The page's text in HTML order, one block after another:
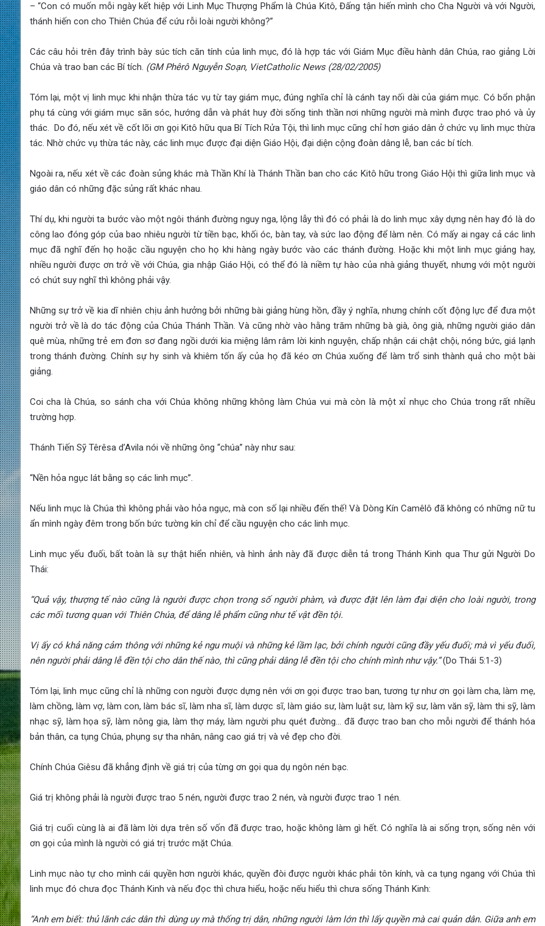
– “Con có muốn mỗi ngày kết hiệp với Linh Mục Thượng Phẩm là Chúa Kitô, Đấng tận hiến mình cho Cha Người và với Người,
thánh hiến con cho Thiên Chúa để cứu rỗi loài người không?”
Các câu hỏi trên đây trình bày súc tích căn tính của linh mục, đó là hợp tác với Giám Mục điều hành dân Chúa, rao giảng Lời
Chúa và trao ban các Bí tích. (GM Phêrô Nguyễn Soạn, VietCatholic News (28/02/2005)
Tóm lại, một vị linh mục khi nhận thừa tác vụ từ tay giám mục, đúng nghĩa chỉ là cánh tay nối dài của giám mục. Có bổn phận
phụ tá cùng với giám mục săn sóc, hướng dẫn và phát huy đời sống tinh thần nơi những người mà mình được trao phó và ủy
thác. Do đó, nếu xét về cốt lõi ơn gọi Kitô hữu qua Bí Tích Rửa Tội, thì linh mục cũng chỉ hơn giáo dân ở chức vụ linh mục thừa
tác. Nhờ chức vụ thừa tác này, các linh mục được đại diện Giáo Hội, đại diện cộng đoàn dâng lễ, ban các bí tích.
Ngoài ra, nếu xét về các đoàn sủng khác mà Thần Khí là Thánh Thần ban cho các Kitô hữu trong Giáo Hội thì giữa linh mục và
giáo dân có những đặc sủng rất khác nhau.
Thí dụ, khi người ta bước vào một ngôi thánh đường nguy nga, lộng lẫy thì đó có phải là do linh mục xây dựng nên hay đó là do
công lao đóng góp của bao nhiêu người từ tiền bạc, khối óc, bàn tay, và sức lao động để làm nên. Có mấy ai ngay cả các linh
mục đã nghĩ đến họ hoặc cầu nguyện cho họ khi hàng ngày bước vào các thánh đường. Hoặc khi một linh mục giảng hay,
nhiều người được ơn trở về với Chúa, gia nhập Giáo Hội, có thể đó là niềm tự hào của nhà giảng thuyết, nhưng với một người
có chút suy nghĩ thì không phải vậy.
Những sự trở về kia dĩ nhiên chịu ảnh hưởng bởi những bài giảng hùng hồn, đầy ý nghĩa, nhưng chính cốt động lực để đưa một
người trở về là do tác động của Chúa Thánh Thần. Và cũng nhờ vào hằng trăm những bà già, ông già, những người giáo dân
quê mùa, những trẻ em đơn sơ đang ngồi dưới kia miệng lâm râm lời kinh nguyện, chấp nhận cái chật chội, nóng bức, giá lạnh
trong thánh đường. Chính sự hy sinh và khiêm tốn ấy của họ đã kéo ơn Chúa xuống để làm trổ sinh thành quả cho một bài
giảng.
Coi cha là Chúa, so sánh cha với Chúa không những không làm Chúa vui mà còn là một xỉ nhục cho Chúa trong rất nhiều
trường hợp.
Thánh Tiến Sỹ Têrêsa d’Avila nói về những ông “chúa” này như sau:
“Nền hỏa ngục lát bằng sọ các linh mục”.
Nếu linh mục là Chúa thì không phải vào hỏa ngục, mà con số lại nhiều đến thế! Và Dòng Kín Camêlô đã không có những nữ tu
ẩn mình ngày đêm trong bốn bức tường kín chỉ để cầu nguyện cho các linh mục.
Linh mục yếu đuối, bất toàn là sự thật hiển nhiên, và hình ảnh này đã được diễn tả trong Thánh Kinh qua Thư gửi Người Do
Thái:
“Quả vậy, thượng tế nào cũng là người được chọn trong số người phàm, và được đặt lên làm đại diện cho loài người, trong
các mối tương quan với Thiên Chúa, để dâng lễ phẩm cũng như tế vật đền tội.
Vị ấy có khả năng cảm thông với những kẻ ngu muội và những kẻ lầm lạc, bởi chính người cũng đầy yếu đuối; mà vì yếu đuối,
nên người phải dâng lễ đền tội cho dân thế nào, thì cũng phải dâng lễ đền tội cho chính mình như vậy.”(Do Thái 5:1-3)
Tóm lại, linh mục cũng chỉ là những con người được dựng nên với ơn gọi được trao ban, tương tự như ơn gọi làm cha, làm mẹ,
làm chồng, làm vợ, làm con, làm bác sĩ, làm nha sĩ, làm dược sĩ, làm giáo sư, làm luật sư, làm kỹ sư, làm văn sỹ, làm thi sỹ, làm
nhạc sỹ, làm họa sỹ, làm nông gia, làm thợ máy, làm người phu quét đường… đã được trao ban cho mỗi người để thánh hóa
bản thân, ca tụng Chúa, phụng sự tha nhân, nâng cao giá trị và vẻ đẹp cho đời.
Chính Chúa Giêsu đã khẳng định về giá trị của từng ơn gọi qua dụ ngôn nén bạc.
Giá trị không phải là người được trao 5 nén, người được trao 2 nén, và người được trao 1 nén.
Giá trị cuối cùng là ai đã làm lời dựa trên số vốn đã được trao, hoặc không làm gì hết. Có nghĩa là ai sống trọn, sống nên với
ơn gọi của mình là người có giá trị trước mặt Chúa.
Linh mục nào tự cho mình cái quyền hơn người khác, quyền đòi được người khác phải tôn kính, và ca tụng ngang với Chúa thì
linh mục đó chưa đọc Thánh Kinh và nếu đọc thì chưa hiểu, hoặc nếu hiểu thì chưa sống Thánh Kinh:
“Anh em biết: thủ lãnh các dân thì dùng uy mà thống trị dân, những người làm lớn thì lấy quyền mà cai quản dân. Giữa anh em